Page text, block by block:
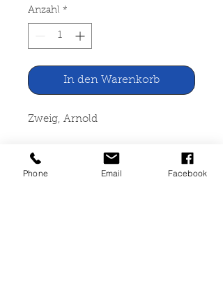
Anzahl *
In den Warenkorb
Zweig, Arnold
Die Novellen um Claudia. Roman
Phone Email Facebook